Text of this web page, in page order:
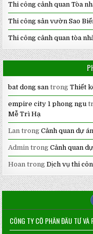
Thi công cảnh quan Tòa
Thi công sân vườn Sao
Thi công cảnh quan tòa
bat dong san trongThiết
empire city 1 phong ngu
Mễ Trì Hạ
Lan trongCảnh quan dự
Admin trongCảnh quan
Hoan trongDịch vụ thi
CÔNG TY CỔ PHẦN ĐẦU TƯ VÀ